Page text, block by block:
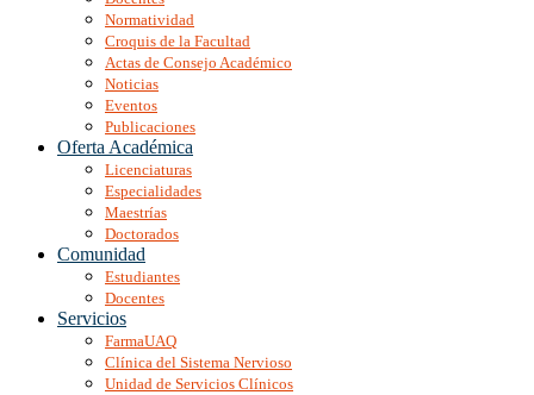
Normatividad
Croquis de la Facultad
Actas de Consejo Académico
Noticias
Eventos
Publicaciones
Oferta Académica
Licenciaturas
Especialidades
Maestrías
Doctorados
Comunidad
Estudiantes
Docentes
Servicios
FarmaUAQ
Clínica del Sistema Nervioso
Unidad de Servicios Clínicos